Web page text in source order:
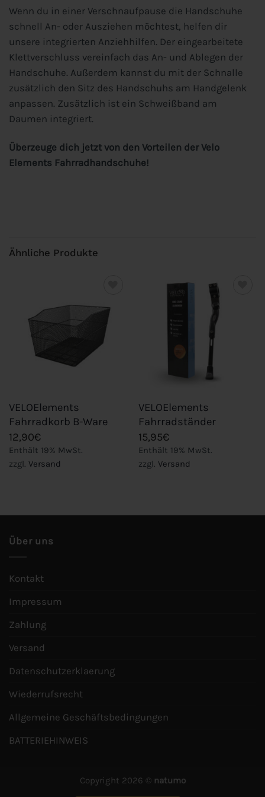
Wenn du in einer Verschnaufpause die Handschuhe
schnell An- oder Ausziehen möchtest, helfen dir
unsere integrierten Anziehhilfen. Der eingearbeitete
Klettverschluss vereinfach das An- und Ablegen der
Handschuhe. Außerdem kannst du mit der Schnalle
zusätzlich den Sitz des Handschuhs am Handgelenk
anpassen. Zusätzlich ist ein Schweißband am
Daumen integriert.
Überzeuge dich jetzt von den Vorteilen der Velo
Elements Fahrradhandschuhe!
Ähnliche Produkte
wishlist
VELOElements
Fahrradkorb B-Ware
12,90€
Enthält 19% MwSt.
zzgl. Versand
VELOElements
Fahrradständer
15,95€
Enthält 19% MwSt.
zzgl. Versand
Über uns
Kontakt
Impressum
Zahlung
Versand
Datenschutzerklaerung
Wiederrufsrecht
Allgemeine Geschäftsbedingungen
BATTERIEHINWEIS
Copyright 2026 © natumo